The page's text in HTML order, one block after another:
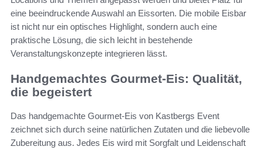
eine beeindruckende Auswahl an Eissorten. Die mobile Eisbar
ist nicht nur ein optisches Highlight, sondern auch eine
praktische Lösung, die sich leicht in bestehende
Veranstaltungskonzepte integrieren lässt.
Handgemachtes Gourmet-Eis: Qualität,
die begeistert
Das handgemachte Gourmet-Eis von Kastbergs Event
zeichnet sich durch seine natürlichen Zutaten und die liebevolle
Zubereitung aus. Jedes Eis wird mit Sorgfalt und Leidenschaft